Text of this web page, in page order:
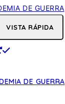
VISTA RÁPIDA
DE GUERRA